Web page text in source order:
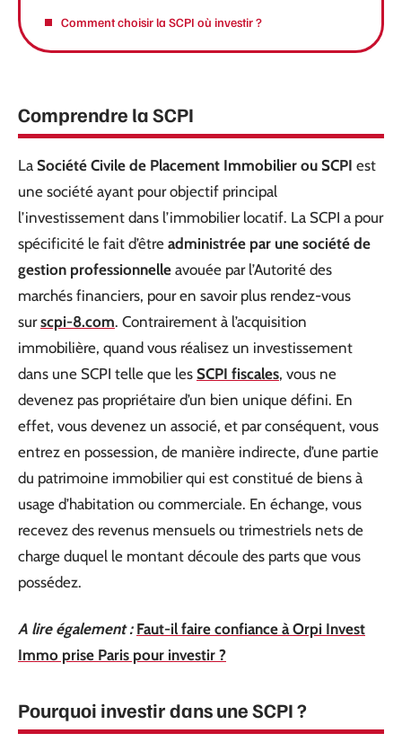
Comment choisir la SCPI où investir ?
Comprendre la SCPI
La Société Civile de Placement Immobilier ou SCPI est
une société ayant pour objectif principal
l’investissement dans l’immobilier locatif. La SCPI a pour
spécificité le fait d’être administrée par une société de
gestion professionnelle avouée par l’Autorité des
marchés financiers, pour en savoir plus rendez-vous
surscpi-8.com. Contrairement à l’acquisition
immobilière, quand vous réalisez un investissement
dans une SCPI telle que les SCPI fiscales, vous ne
devenez pas propriétaire d’un bien unique défini. En
effet, vous devenez un associé, et par conséquent, vous
entrez en possession, de manière indirecte, d’une partie
du patrimoine immobilier qui est constitué de biens à
usage d’habitation ou commerciale. En échange, vous
recevez des revenus mensuels ou trimestriels nets de
charge duquel le montant découle des parts que vous
possédez.
A lire également : Faut-il faire confiance à Orpi Invest
Immo prise Paris pour investir ?
Pourquoi investir dans une SCPI ?